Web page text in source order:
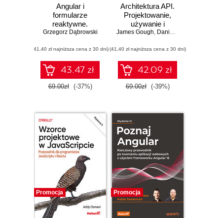
Angular i
formularze
reaktywne.
Praktyczny
Grzegorz Dąbrowski
(41,40 zł najniższa cena z 30 dni)
43.47 zł
69.00zł (-37%)
Architektura API.
Projektowanie,
używanie i
rozwijanie
opartych na API
James Gough, Daniel Bryant
(41,40 zł najniższa cena z 30 dni)
42.09 zł
69.00zł (-39%)
Promocja Promocja